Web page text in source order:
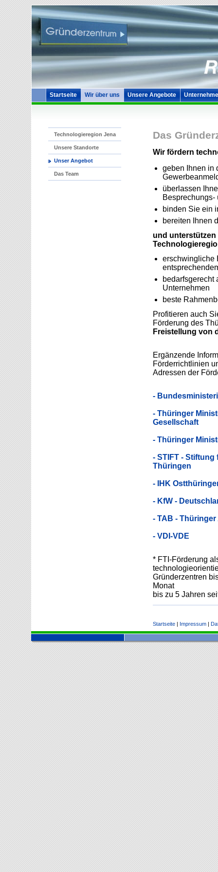
Startseite Wir über uns Unsere Angebote
Technologieregion Jena
Unsere Standorte
Unser Angebot
Das Team
Das
Wir fördern
geben Ihnen in
überlassen
Besprechungs-
binden Sie ein
bereiten Ihnen
und unterstützen
erschwingliche
bedarfsgerecht
Unternehmen
beste
Profitieren auch
Förderung des
Freistellung von
Ergänzende
Förderrichtlinien
Adressen der
-
- Thüringer
Gesellschaft
- Thüringer
- STIFT -
Thüringen
- IHK
- KfW -
- TAB -
- VDI-VDE
* FTI-Förderung
Gründerzentren
Monat
bis zu 5 Jahren
Startseite| Impressum|